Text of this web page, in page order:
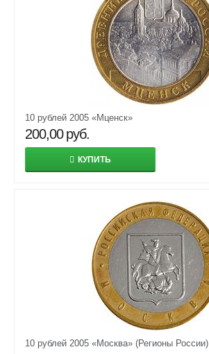
10 рублей 2005 «Мценск»
200,00 руб.
КУПИТЬ
10 рублей 2005 «Москва» (Регионы России)